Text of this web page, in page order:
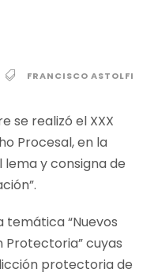
FRANCISCO ASTOLFI
se realizó el XXX
Procesal, en la
lema y consigna de
temática “Nuevos
Protectoria” cuyas
protectoria de